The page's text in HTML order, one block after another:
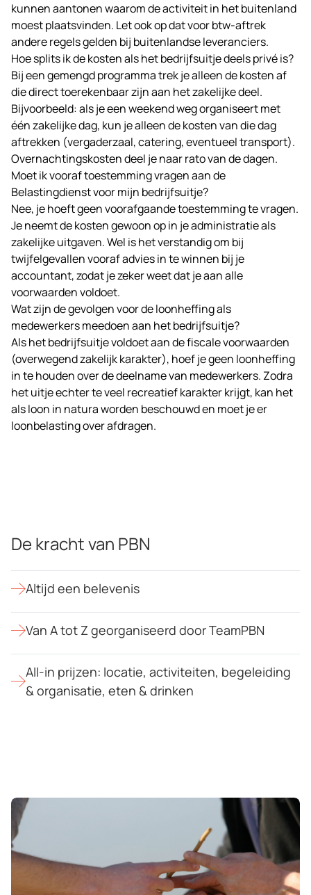
kunnen aantonen waarom de activiteit in het buitenland
moest plaatsvinden. Let ook op dat voor btw-aftrek
andere regels gelden bij buitenlandse leveranciers.
Hoe splits ik de kosten als het bedrijfsuitje deels privé is?
Bij een gemengd programma trek je alleen de kosten af
die direct toerekenbaar zijn aan het zakelijke deel.
Bijvoorbeeld: als je een weekend weg organiseert met
één zakelijke dag, kun je alleen de kosten van die dag
aftrekken (vergaderzaal, catering, eventueel transport).
Overnachtingskosten deel je naar rato van de dagen.
Moet ik vooraf toestemming vragen aan de
Belastingdienst voor mijn bedrijfsuitje?
Nee, je hoeft geen voorafgaande toestemming te vragen.
Je neemt de kosten gewoon op in je administratie als
zakelijke uitgaven. Wel is het verstandig om bij
twijfelgevallen vooraf advies in te winnen bij je
accountant, zodat je zeker weet dat je aan alle
voorwaarden voldoet.
Wat zijn de gevolgen voor de loonheffing als
medewerkers meedoen aan het bedrijfsuitje?
Als het bedrijfsuitje voldoet aan de fiscale voorwaarden
(overwegend zakelijk karakter), hoef je geen loonheffing
in te houden over de deelname van medewerkers. Zodra
het uitje echter te veel recreatief karakter krijgt, kan het
als loon in natura worden beschouwd en moet je er
loonbelasting over afdragen.
De kracht van PBN
Altijd een belevenis
Van A tot Z georganiseerd door TeamPBN
All-in prijzen: locatie, activiteiten, begeleiding
& organisatie, eten & drinken